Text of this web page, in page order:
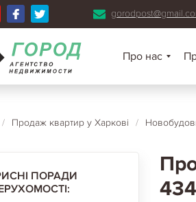
Про нас
/ Продаж квартир у Харкові /
ПОРАДИ